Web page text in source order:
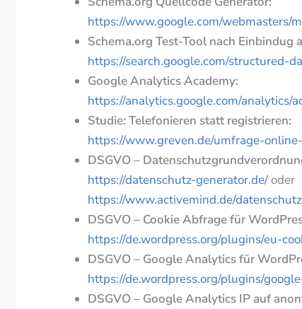
https://www.google.com/webmasters/
Schema.org Test-Tool nach Einbindug
https://search.google.com/structured-
Google Analytics Academy:
https://analytics.google.com/analytics/
Studie: Telefonieren statt registrieren:
https://www.greven.de/umfrage-
DSGVO –
https://datenschutz-generator.de/ oder
https://www.activemind.de/
DSGVO – Cookie Abfrage für
https://de.wordpress.org/plugins/eu-
DSGVO – Google Analytics für
https://de.wordpress.org/plugins/
DSGVO – Google Analytics IP auf